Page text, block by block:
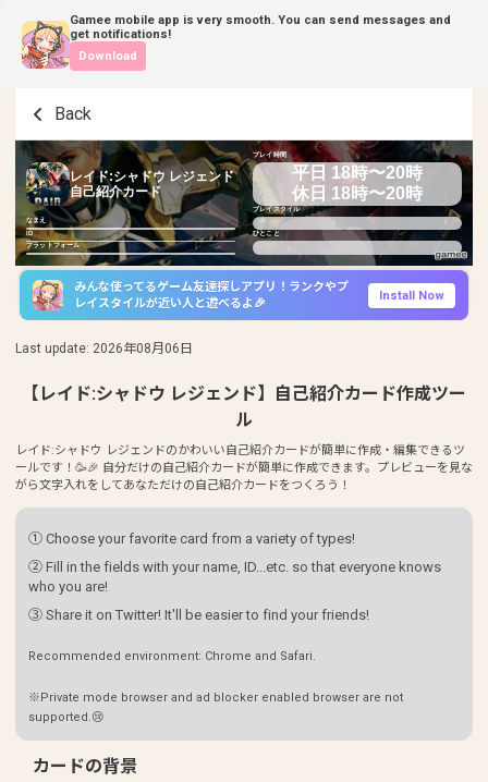
Gamee mobile app is very smooth. You can send messages and
get notifications!
Download
Back
レイド:シャドウ レジェンド
自己紹介カード
なまえ
ID
プラットフォーム
プレイ時間
平日 18時〜20時
休日 18時〜20時
プレイスタイル
ひとこと
みんな使ってるゲーム友達探しアプリ！ランクやプ
レイスタイルが近い人と遊べるよ🎉
Install Now
Last update: 2026年08月06日
【レイド:シャドウ レジェンド】自己紹介カード作成ツー
ル
レイド:シャドウ レジェンドのかわいい自己紹介カードが簡単に作成・編集できるツ
ールです！🥳🎉 自分だけの自己紹介カードが簡単に作成できます。プレビューを見な
がら文字入れをしてあなただけの自己紹介カードをつくろう！
① Choose your favorite card from a variety of types!
② Fill in the fields with your name, ID...etc. so that everyone knows
who you are!
③ Share it on Twitter! It'll be easier to find your friends!
Recommended environment: Chrome and Safari.
※Private mode browser and ad blocker enabled browser are not
supported.😢
カードの背景